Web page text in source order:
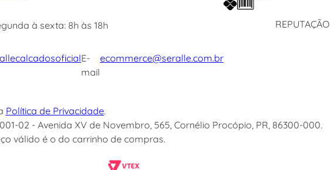
à sexta: 8h às 18h
E-
mail
ecommerce@seralle.com.br
REPUTAÇÃO
Política de Privacidade.
02 - Avenida XV de Novembro, 565, Cornélio Procópio, PR, 86300-000.
válido é o do carrinho de compras.